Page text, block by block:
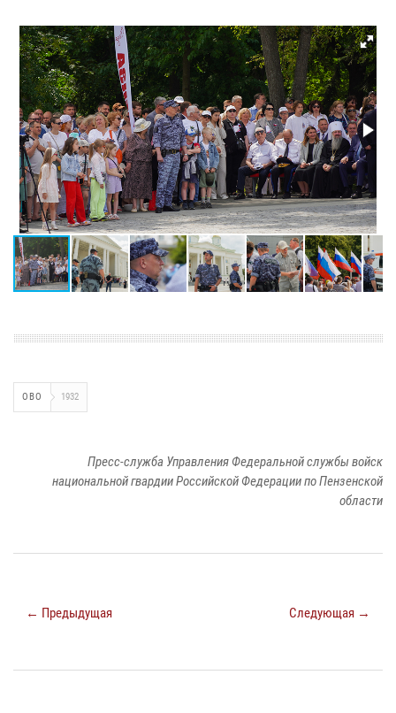
ОВО 1932
Пресс-служба Управления Федеральной службы войск
национальной гвардии Российской Федерации по Пензенской
области
← Предыдущая Следующая →